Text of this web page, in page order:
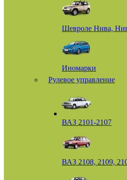
Шевроле Нива,
Иномарки
Рулевое управление
ВАЗ 2101-2107
ВАЗ 2108, 2109,